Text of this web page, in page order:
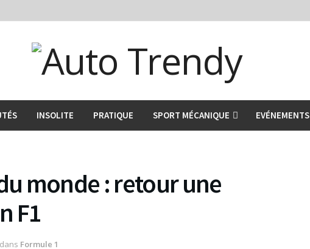
INSOLITE PRATIQUE SPORT MÉCANIQUE EVÉNEMENTS
monde : retour une
F1
dans Formule 1